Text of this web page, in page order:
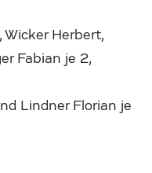
Wicker Herbert,
Fabian je 2,
Lindner Florian je